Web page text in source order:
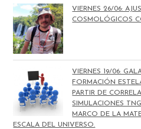
VIERNES 26/06:
COSMOLÓGICOS
VIERNES 19/06:
FORMACIÓN
PARTIR DE
SIMULACIONES
MARCO DE LA
ESCALA DEL UNIVERSO.